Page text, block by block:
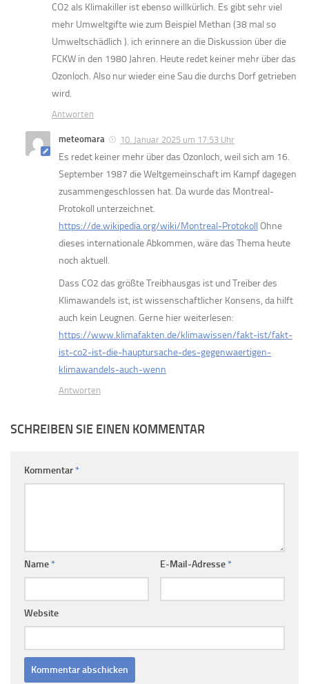
CO2 als Klimakiller ist ebenso willkürlich. Es gibt sehr viel
mehr Umweltgifte wie zum Beispiel Methan (38 mal so
Umweltschädlich ). ich erinnere an die Diskussion über die
FCKW in den 1980 Jahren. Heute redet keiner mehr über das
Ozonloch. Also nur wieder eine Sau die durchs Dorf getrieben
wird.
Antworten
meteomara 10. Januar 2025 um 17:53 Uhr
Es redet keiner mehr über das Ozonloch, weil sich am 16.
September 1987 die Weltgemeinschaft im Kampf dagegen
zusammengeschlossen hat. Da wurde das Montreal-
Protokoll unterzeichnet.
https://de.wikipedia.org/wiki/Montreal-Protokoll Ohne
dieses internationale Abkommen, wäre das Thema heute
noch aktuell.
Dass CO2 das größte Treibhausgas ist und Treiber des
Klimawandels ist, ist wissenschaftlicher Konsens, da hilft
auch kein Leugnen. Gerne hier weiterlesen:
https://www.klimafakten.de/klimawissen/fakt-ist/fakt-
ist-co2-ist-die-hauptursache-des-gegenwaertigen-
klimawandels-auch-wenn
Antworten
SCHREIBEN SIE EINEN KOMMENTAR
Kommentar *
Name * E-Mail-Adresse *
Website